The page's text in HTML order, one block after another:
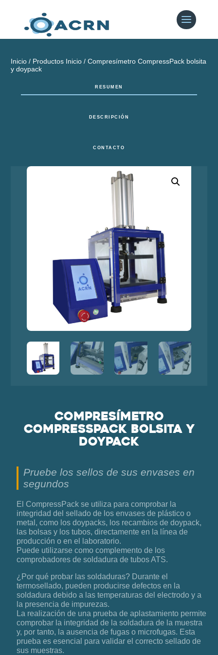
Inicio / Productos Inicio / Compresímetro CompressPack bolsita
y doypack
RESUMEN
DESCRIPCIÓN
CONTACTO
Compresímetro
CompressPack bolsita y
doypack
Pruebe los sellos de sus envases en
segundos
El CompressPack se utiliza para comprobar la
integridad del sellado de los envases de plástico o
metal, como los doypacks, los recambios de doypack,
las bolsas y los tubos, directamente en la línea de
producción o en el laboratorio.
Puede utilizarse como complemento de los
comprobadores de soldadura de tubos ATS.
¿Por qué probar las soldaduras? Durante el
termosellado, pueden producirse defectos en la
soldadura debido a las temperaturas del electrodo y a
la presencia de impurezas.
La realización de una prueba de aplastamiento permite
comprobar la integridad de la soldadura de la muestra
y, por tanto, la ausencia de fugas o microfugas. Esta
prueba es esencial para validar el correcto sellado de
sus muestras.